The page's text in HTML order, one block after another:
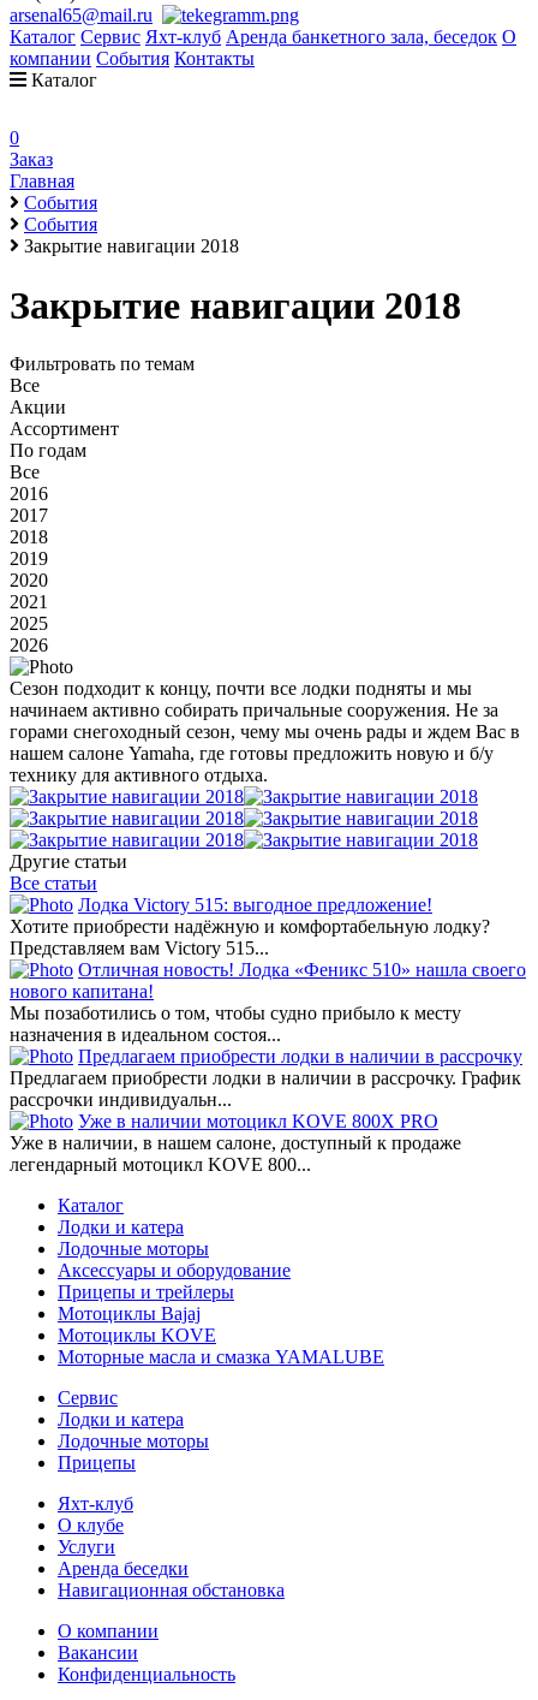
arsenal65@mail.ru
Каталог Сервис Яхт-клуб Аренда банкетного зала, беседок О
компании События Контакты
Каталог
0
Заказ
Главная
События
События
Закрытие навигации 2018
Закрытие навигации 2018
Фильтровать по темам
Все
Акции
Ассортимент
По годам
Все
2016
2017
2018
2019
2020
2021
2025
2026
Сезон подходит к концу, почти все лодки подняты и мы
начинаем активно собирать причальные сооружения. Не за
горами снегоходный сезон, чему мы очень рады и ждем Вас в
нашем салоне Yamaha, где готовы предложить новую и б/у
технику для активного отдыха.
Другие статьи
Все статьи
Лодка Victory 515: выгодное предложение!
Хотите приобрести надёжную и комфортабельную лодку?
Представляем вам Victory 515...
Отличная новость! Лодка «Феникс 510» нашла своего
нового капитана!
Мы позаботились о том, чтобы судно прибыло к месту
назначения в идеальном состоя...
Предлагаем приобрести лодки в наличии в рассрочку
Предлагаем приобрести лодки в наличии в рассрочку. График
рассрочки индивидуальн...
Уже в наличии мотоцикл KOVE 800X PRO
Уже в наличии, в нашем салоне, доступный к продаже
легендарный мотоцикл KOVE 800...
Каталог
Лодки и катера
Лодочные моторы
Аксессуары и оборудование
Прицепы и трейлеры
Мотоциклы Bajaj
Мотоциклы KOVE
Моторные масла и смазка YAMALUBE
Сервис
Лодки и катера
Лодочные моторы
Прицепы
Яхт-клуб
О клубе
Услуги
Аренда беседки
Навигационная обстановка
О компании
Вакансии
Конфиденциальность